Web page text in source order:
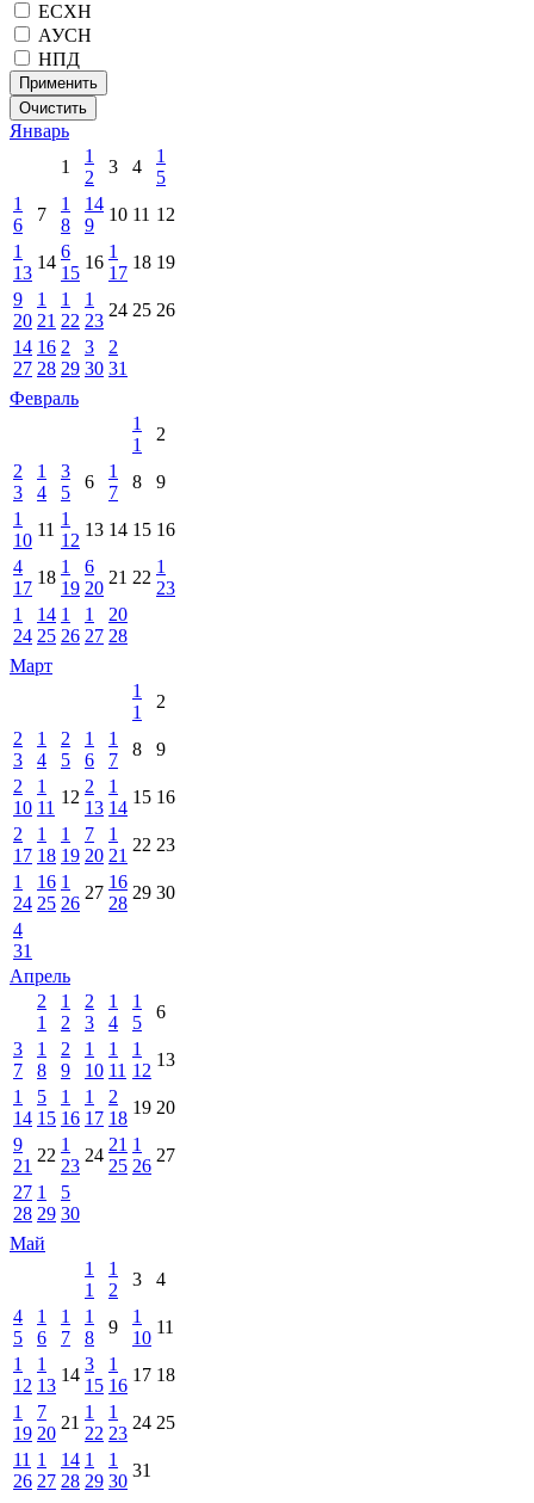
ЕСХН
АУСН
НПД
Применить
Очистить
Январь
1
1
2
3 4
1
5
1
6
7
1
8
14
9
10 11 12
1
13
14
6
15
16
1
17
18 19
9
20
1
21
1
22
1
23
24 25 26
14
27
16
28
2
29
3
30
2
31
Февраль
1
1
2
2
3
1
4
3
5
6
1
7
8
9
1
10
11
1
12
13 14 15 16
4
17
18
1
19
6
20
21 22
1
23
1
24
14
25
1
26
1
27
20
28
Март
1
1
2
2
3
1
4
2
5
1
6
1
7
8
9
2
10
1
11
12
2
13
1
14
15 16
2
17
1
18
1
19
7
20
1
21
22 23
1
24
16
25
1
26
27
16
28
29 30
4
31
Апрель
2
1
1
2
2
3
1
4
1
5
6
3
7
1
8
2
9
1
10
1
11
1
12
13
1
14
5
15
1
16
1
17
2
18
19 20
9
21
22
1
23
24
21
25
1
26
27
27
28
1
29
5
30
Май
1
1
1
2
3
4
4
5
1
6
1
7
1
8
9
1
10
11
1
12
1
13
14
3
15
1
16
17 18
1
19
7
20
21
1
22
1
23
24 25
11
26
1
27
14
28
1
29
1
30
31